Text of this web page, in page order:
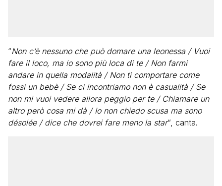
“Non c’è nessuno che può domare una leonessa / Vuoi
fare il loco, ma io sono più loca di te / Non farmi
andare in quella modalità / Non ti comportare come
fossi un bebè / Se ci incontriamo non è casualità / Se
non mi vuoi vedere allora peggio per te / Chiamare un
altro però cosa mi dà / Io non chiedo scusa ma sono
désolée / dice che dovrei fare meno la star“, canta.